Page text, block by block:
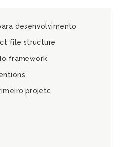
desenvolvimento
file structure
framework
projeto